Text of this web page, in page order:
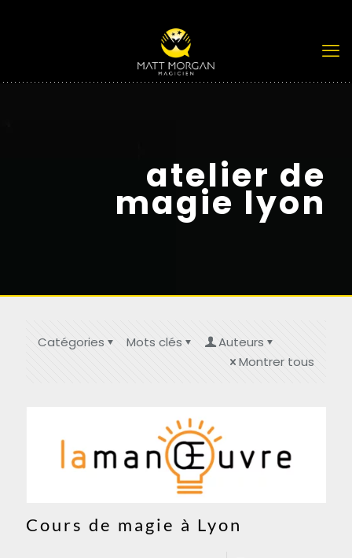
atelier de
magie lyon
Catégories Mots clés
Auteurs
Montrer tous
Cours de magie à Lyon